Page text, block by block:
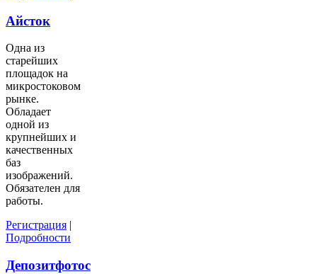
Айсток
Одна из
старейших
площадок на
микростоковом
рынке.
Обладает
одной из
крупнейших и
качественных
баз
изображений.
Обязателен для
работы.
Регистрация |
Подробности
Депозитфотос